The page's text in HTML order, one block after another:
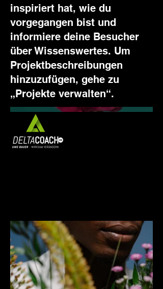
inspiriert hat, wie du
vorgegangen bist und
informiere deine Besucher
über Wissenswertes. Um
Projektbeschreibungen
hinzuzufügen, gehe zu
„Projekte verwalten“.